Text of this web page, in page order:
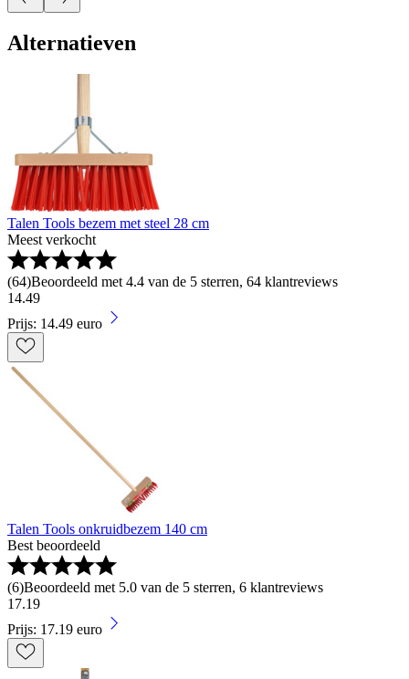
Alternatieven
Talen Tools bezem met steel 28 cm
Meest verkocht
(64)Beoordeeld met 4.4 van de 5 sterren, 64 klantreviews
14.49
Prijs: 14.49 euro
Talen Tools onkruidbezem 140 cm
Best beoordeeld
(6)Beoordeeld met 5.0 van de 5 sterren, 6 klantreviews
17.19
Prijs: 17.19 euro